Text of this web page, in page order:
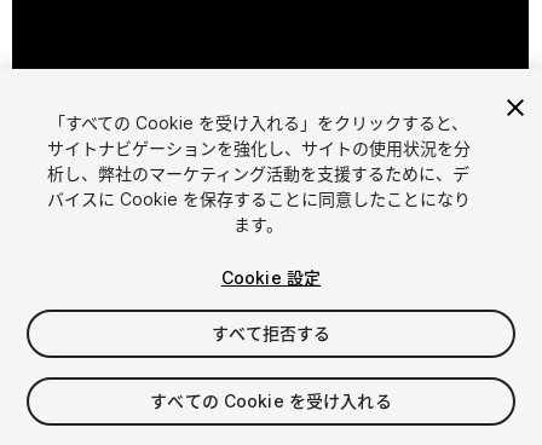
1 /4
$169
消費税は決済時に計算されます
「すべての Cookie を受け入れる」をクリックすると、
サイトナビゲーションを強化し、サイトの使用状況を分
析し、弊社のマーケティング活動を支援するために、デ
バイスに Cookie を保存することに同意したことになり
ます。
Cookie 設定
すべて拒否する
すべての Cookie を受け入れる